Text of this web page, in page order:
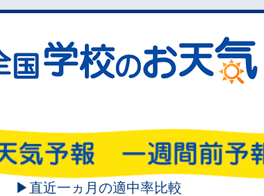
▶直近一ヵ月の適中率比較